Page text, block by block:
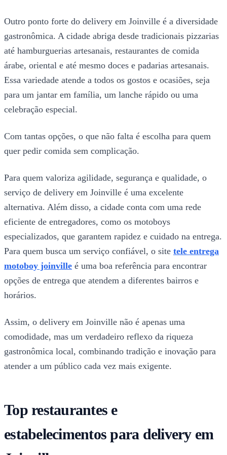
Outro ponto forte do delivery em Joinville é a diversidade
gastronômica. A cidade abriga desde tradicionais pizzarias
até hamburguerias artesanais, restaurantes de comida
árabe, oriental e até mesmo doces e padarias artesanais.
Essa variedade atende a todos os gostos e ocasiões, seja
para um jantar em família, um lanche rápido ou uma
celebração especial.
Com tantas opções, o que não falta é escolha para quem
quer pedir comida sem complicação.
Para quem valoriza agilidade, segurança e qualidade, o
serviço de delivery em Joinville é uma excelente
alternativa. Além disso, a cidade conta com uma rede
eficiente de entregadores, como os motoboys
especializados, que garantem rapidez e cuidado na entrega.
Para quem busca um serviço confiável, o site tele entrega
motoboy joinville é uma boa referência para encontrar
opções de entrega que atendem a diferentes bairros e
horários.
Assim, o delivery em Joinville não é apenas uma
comodidade, mas um verdadeiro reflexo da riqueza
gastronômica local, combinando tradição e inovação para
atender a um público cada vez mais exigente.
Top restaurantes e
estabelecimentos para delivery em